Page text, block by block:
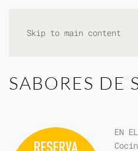
Skip to main content
SABORES DE
EN